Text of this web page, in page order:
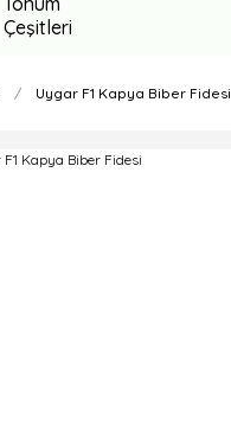
Uygar F1 Kapya Biber Fidesi